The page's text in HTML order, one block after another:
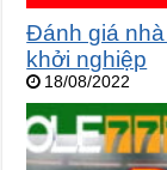
Đánh giá
khởi nghiệp
18/08/2022